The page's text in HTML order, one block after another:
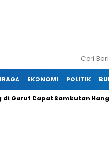
EKONOMI POLITIK
Garut Dapat Sambutan